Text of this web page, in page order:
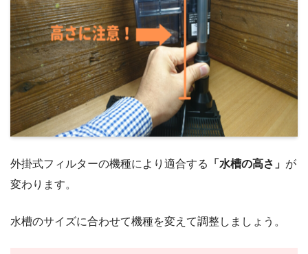
外掛式フィルターの機種により適合する 「水槽の高さ」 が
変わります。
水槽のサイズに合わせて機種を変えて調整しましょう。